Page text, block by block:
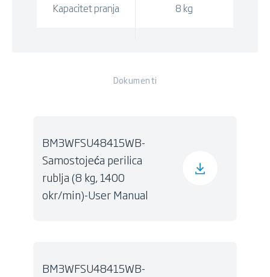
Kapacitet pranja 8 kg
Dokumenti
BM3WFSU48415WB-
Samostojeća perilica
rublja (8 kg, 1400
okr/min)-User Manual
BM3WFSU48415WB-